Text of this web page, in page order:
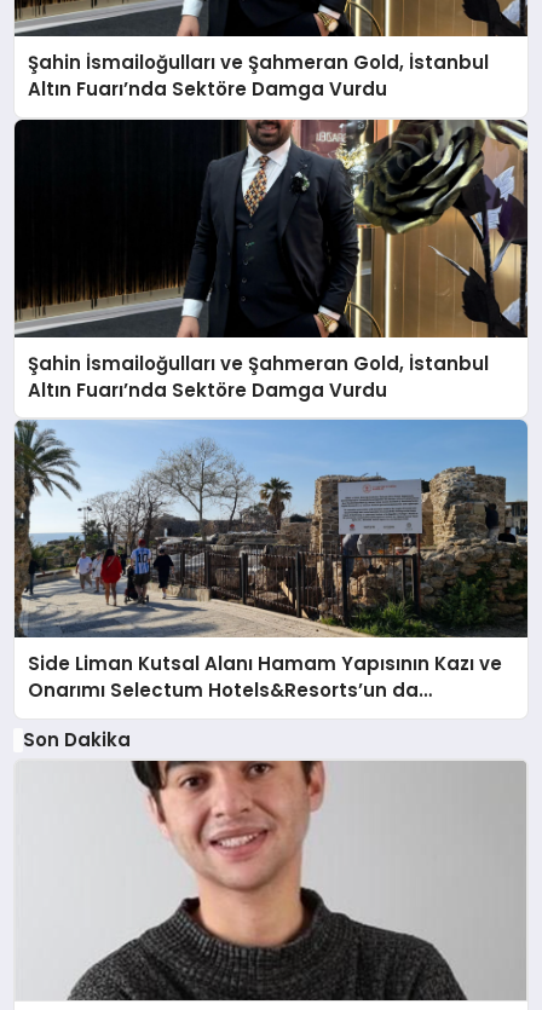
Şahin İsmailoğulları ve Şahmeran Gold, İstanbul
Altın Fuarı’nda Sektöre Damga Vurdu
Şahin İsmailoğulları ve Şahmeran Gold, İstanbul
Altın Fuarı’nda Sektöre Damga Vurdu
Side Liman Kutsal Alanı Hamam Yapısının Kazı ve
Onarımı Selectum Hotels&Resorts’un da
Katkılarıyla Tamamlandı
Son Dakika